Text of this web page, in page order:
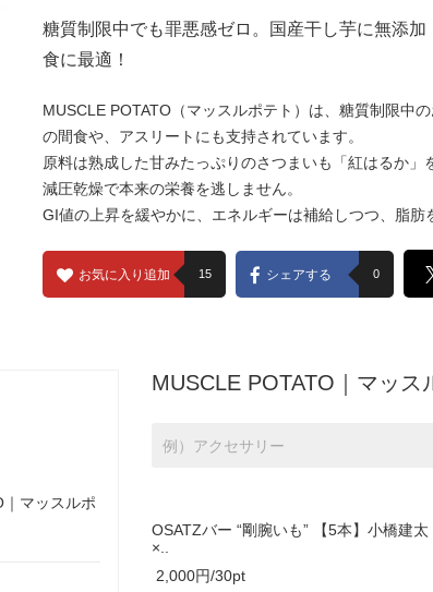
糖質制限中でも罪悪感ゼロ。国産干し芋に無添
食に最適！
MUSCLE POTATO（マッスルポテト）は、糖質制限中
の間食や、アスリートにも支持されています。
原料は熟成した甘みたっぷりのさつまいも「紅はるか」
減圧乾燥で本来の栄養を逃しません。
GI値の上昇を緩やかに、エネルギーは補給しつつ、脂肪
お気に入り追加 15 シェアする 0
｜マッスルポ
MUSCLE POTATO｜マッス
OSATZバー “剛腕いも” 【5本】小橋建太
×..
2,000円/30pt